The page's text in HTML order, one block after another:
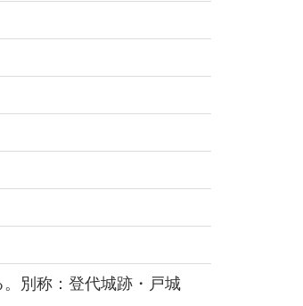
別称：登代城跡・戸城